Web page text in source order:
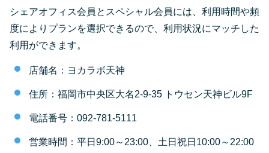
シェアオフィス会員とスペシャル会員には、利用時間や頻
度によりプランを選択できるので、利用状況にマッチした
利用ができます。
店舗名：ヨカラボ天神
住所：福岡市中央区大名2-9-35 トウセン天神ビル9F
電話番号：092-781-5111
営業時間：平日9:00～23:00、土日祝日10:00～22:00